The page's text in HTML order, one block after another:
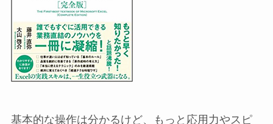
基本的な操作は分かるけど、もっと応用力やスピ